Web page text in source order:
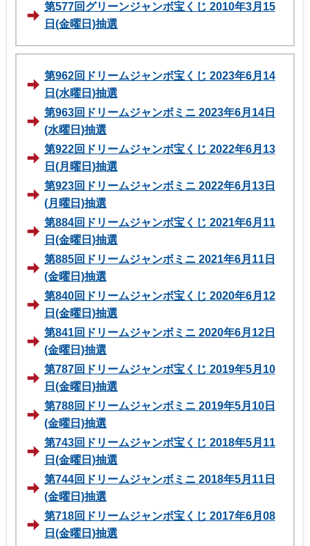
第577回グリーンジャンボ宝くじ 2010年3月15
日(金曜日)抽選
第962回ドリームジャンボ宝くじ 2023年6月14
日(水曜日)抽選
第963回ドリームジャンボミニ 2023年6月14日
(水曜日)抽選
第922回ドリームジャンボ宝くじ 2022年6月13
日(月曜日)抽選
第923回ドリームジャンボミニ 2022年6月13日
(月曜日)抽選
第884回ドリームジャンボ宝くじ 2021年6月11
日(金曜日)抽選
第885回ドリームジャンボミニ 2021年6月11日
(金曜日)抽選
第840回ドリームジャンボ宝くじ 2020年6月12
日(金曜日)抽選
第841回ドリームジャンボミニ 2020年6月12日
(金曜日)抽選
第787回ドリームジャンボ宝くじ 2019年5月10
日(金曜日)抽選
第788回ドリームジャンボミニ 2019年5月10日
(金曜日)抽選
第743回ドリームジャンボ宝くじ 2018年5月11
日(金曜日)抽選
第744回ドリームジャンボミニ 2018年5月11日
(金曜日)抽選
第718回ドリームジャンボ宝くじ 2017年6月08
日(金曜日)抽選